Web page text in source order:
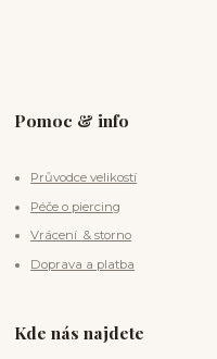
Pomoc & info
Průvodce velikostí
Péče o piercing
Vrácení & storno
Doprava a platba
Kde nás najdete